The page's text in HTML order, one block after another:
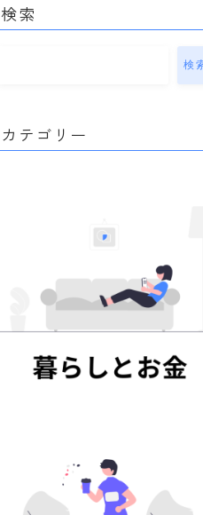
検索
検
カテゴリー